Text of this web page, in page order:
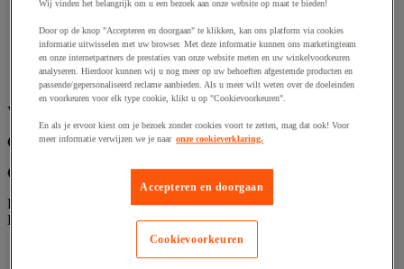
sterren.Voltage 400 V/ 50 Hz, bedieningskast 48 V.
IP 55-bescherming, isolatieklasse F.
Verzinkte ketting van hoogwaardig RUD voldoet aan de
norm EN 818-7-T.
Vanaf
€ 7.919,00excl. BTW
€ 9.581,99 incl. BTW
Per stuk
Dit artikel is momenteel niet beschikbaar
Wij vinden het belangrijk om u een bezoek aan onze website op maat te bieden!
Door op de knop "Accepteren en doorgaan" te klikken, kan ons platform via cookies
informatie uitwisselen met uw browser. Met deze informatie kunnen ons marketingteam
en onze internetpartners de prestaties van onze website meten en uw winkelvoorkeuren
analyseren. Hierdoor kunnen wij u nog meer op uw behoeften afgestemde producten en
passende/gepersonaliseerd reclame aanbieden. Als u meer wilt weten over de doeleinden
en voorkeuren voor elk type cookie, klikt u op "Cookievoorkeuren".
En als je ervoor kiest om je bezoek zonder cookies voort te zetten, mag dat ook! Voor
meer informatie verwijzen we je naar onze cookieverklaring.
Accepteren en doorgaan
Cookievoorkeuren